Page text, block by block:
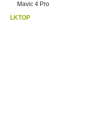
Mavic 4 Pro
LKTOP